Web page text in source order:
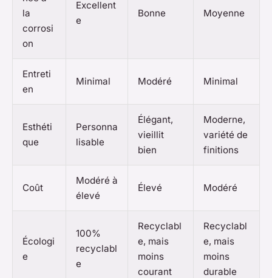
la
corrosi
on
Excellent
e
Bonne Moyenne
Entreti
en
Minimal Modéré Minimal
Esthéti
que
Personna
lisable
Élégant,
vieillit
bien
Moderne,
variété de
finitions
Coût
Modéré à
élevé
Élevé Modéré
Écologi
e
100%
recyclabl
e
Recyclabl
e, mais
moins
courant
Recyclabl
e, mais
moins
durable